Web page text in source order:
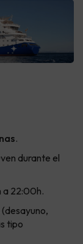
.
durante el
a 22:00h.
tipo